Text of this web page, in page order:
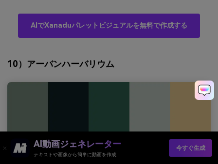
AIでXanaduパレットビジュアルを無料で作成する
10）アーバンハーバリウム
AI動画ジェネレーター
テキストや画像から簡単に動画を作成
今すぐ生成